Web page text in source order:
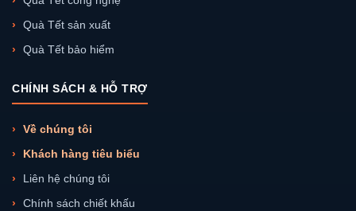
Quà Tết sản xuất
Quà Tết bảo hiểm
CHÍNH SÁCH & HỖ TRỢ
Về chúng tôi
Khách hàng tiêu biểu
Liên hệ chúng tôi
Chính sách chiết khấu